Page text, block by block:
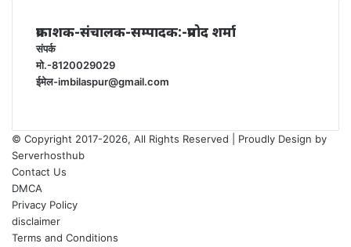
प्रकाशक-संचालक-सम्पादक:-प्रमोद शर्मा
संपर्क
मो.-8120029029
ईमेल-imbilaspur@gmail.com
© Copyright 2017-2026, All Rights Reserved | Proudly Design by
Serverhosthub
Contact Us
DMCA
Privacy Policy
disclaimer
Terms and Conditions